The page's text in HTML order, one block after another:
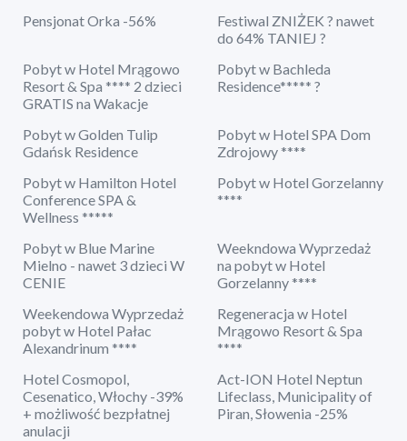
Pensjonat Orka -56%
Festiwal ZNIŻEK ? nawet
do 64% TANIEJ ?
Pobyt w Hotel Mrągowo
Resort & Spa **** 2 dzieci
GRATIS na Wakacje
Pobyt w Bachleda
Residence***** ?
Pobyt w Golden Tulip
Gdańsk Residence
Pobyt w Hotel SPA Dom
Zdrojowy ****
Pobyt w Hamilton Hotel
Conference SPA &
Wellness *****
Pobyt w Hotel Gorzelanny
****
Pobyt w Blue Marine
Mielno - nawet 3 dzieci W
CENIE
Weekndowa Wyprzedaż
na pobyt w Hotel
Gorzelanny ****
Weekendowa Wyprzedaż
pobyt w Hotel Pałac
Alexandrinum ****
Regeneracja w Hotel
Mrągowo Resort & Spa
****
Hotel Cosmopol,
Cesenatico, Włochy -39%
+ możliwość bezpłatnej
anulacji
Act-ION Hotel Neptun
Lifeclass, Municipality of
Piran, Słowenia -25%